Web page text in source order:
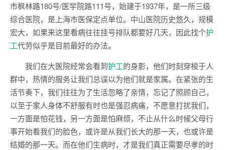
市枫林路180号/医学院路111号，始建于1937年，是一所三级
综合医院，是上海市医保定点单位。中山医院历史悠久，规模
宏大，如果来这里看病往往挂号排队都要好几天，因此找个护
工代劳似乎是目前最好的办法。
我们在大医院经常会看到护工的身影，他们时刻穿梭于人
群中，热情的服务让我们总误以为他们就是家属。在紧张的生
活节奏下，我们往往为了生活忽略了亲情，忘记了照顾自己，
以至于家人身体不舒服有时也是强忍病痛，不愿意打扰我们，
一方面是怕花钱，另一方面是怕麻烦，不止从什么时候父母行
事开始看我们的脸色，或许是从我们长大的那一天，也或许是
结婚的那一天。而在他们生病时，才是我们真正需要尽孝的时